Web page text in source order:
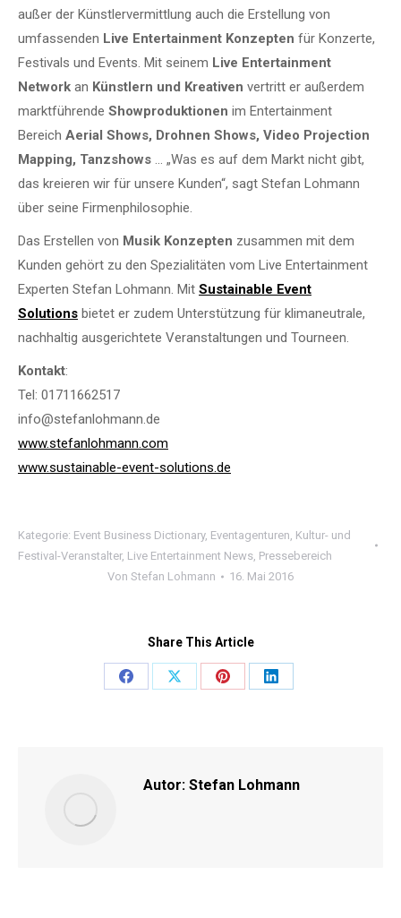
außer der Künstlervermittlung auch die Erstellung von
umfassenden Live Entertainment Konzepten für Konzerte,
Festivals und Events. Mit seinem Live Entertainment
Network an Künstlern und Kreativen vertritt er außerdem
marktführende Showproduktionen im Entertainment
Bereich Aerial Shows, Drohnen Shows, Video Projection
Mapping, Tanzshows … „Was es auf dem Markt nicht gibt,
das kreieren wir für unsere Kunden“, sagt Stefan Lohmann
über seine Firmenphilosophie.
Das Erstellen von Musik Konzepten zusammen mit dem
Kunden gehört zu den Spezialitäten vom Live Entertainment
Experten Stefan Lohmann. Mit Sustainable Event
Solutions bietet er zudem Unterstützung für klimaneutrale,
nachhaltig ausgerichtete Veranstaltungen und Tourneen.
Kontakt:
Tel: 01711662517
info@stefanlohmann.de
www.stefanlohmann.com
www.sustainable-event-solutions.de
Kategorie: Event Business Dictionary, Eventagenturen, Kultur- und
Festival-Veranstalter, Live Entertainment News, Pressebereich
Von Stefan Lohmann 16. Mai 2016
Share This Article
Share
Share
Share
Share
Autor: Stefan Lohmann